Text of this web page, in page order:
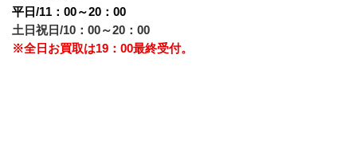
平日/11：00～20：00
土日祝日/10：00～20：00
※全日お買取は19：00最終受付。